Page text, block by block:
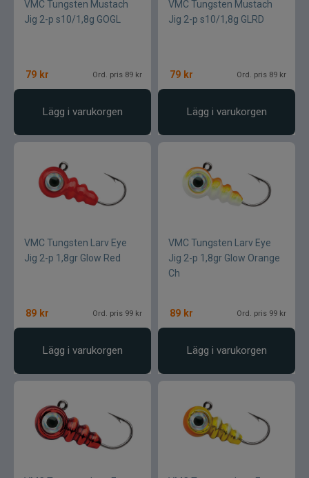
VMC Tungsten Mustach
Jig 2-p s10/1,8g GOGL
79 kr Ord. pris 89 kr
Lägg i varukorgen
VMC Tungsten Mustach
Jig 2-p s10/1,8g GLRD
79 kr Ord. pris 89 kr
Lägg i varukorgen
VMC Tungsten Larv Eye
Jig 2-p 1,8gr Glow Red
89 kr Ord. pris 99 kr
Lägg i varukorgen
VMC Tungsten Larv Eye
Jig 2-p 1,8gr Glow Orange
Ch
89 kr Ord. pris 99 kr
Lägg i varukorgen